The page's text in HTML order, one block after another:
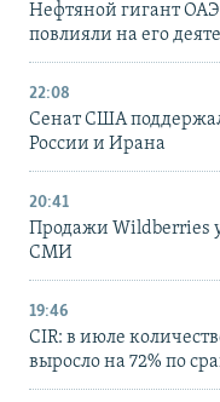
Нефтяной гигант ОАЭ
повлияли на его
22:08
Сенат США
России и Ирана
20:41
Продажи Wildberries
СМИ
19:46
CIR: в июле
выросло на 72% по